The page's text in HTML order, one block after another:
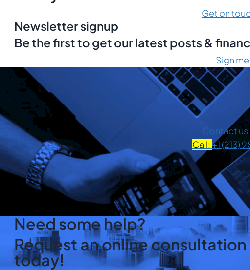
Get on
Newsletter signup
Be the first to get our latest posts &
Sign
Contact us
Call: +1 (213)
Need some help?
Request an online
today!